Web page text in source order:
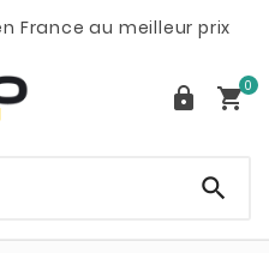
France au meilleur prix
 0
